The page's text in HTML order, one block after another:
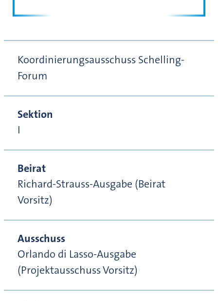
Koordinierungsausschuss Schelling-
Forum
Sektion
I
Beirat
Richard-Strauss-Ausgabe (Beirat
Vorsitz)
Ausschuss
Orlando di Lasso-Ausgabe
(Projektausschuss Vorsitz)